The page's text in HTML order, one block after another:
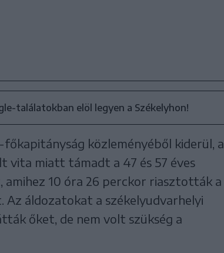
találatokban elöl legyen a Székelyhon!
közleményéből kiderül, a
vita miatt támadt a 47 és 57 éves
10 óra 26 perckor riasztották a
Az áldozatokat a székelyudvarhelyi
őket, de nem volt szükség a